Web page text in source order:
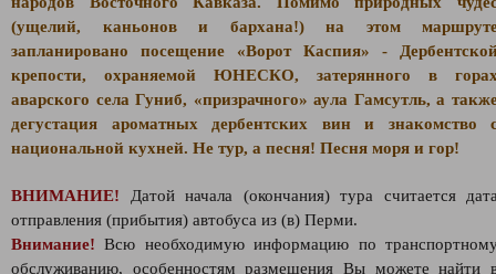
(ущелий, каньонов и бархана!) на этом
запланировано посещение «Ворот Каспия» -
крепости, охраняемой ЮНЕСКО, затерянного в
аварского села Гуниб, «призрачного» аула Гамсутль, а
дегустация ароматных дербентских вин и знакомство
национальной кухней. Не тур, а песня! Песня моря и гор!
ВНИМАНИЕ! Датой начала (окончания) тура считается
отправления (прибытия) автобуса из (в) Перми.
Внимание! Всю необходимую информацию по
обслуживанию, особенностям размещения Вы можете найти